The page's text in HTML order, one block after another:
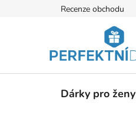
Recenze obchodu
Dárky pro ženy